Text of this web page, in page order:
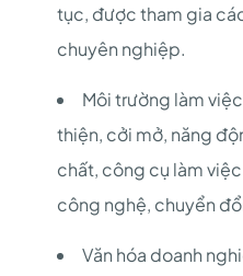
tục, được tham gia
chuyên nghiệp.
Môi trường làm
thiện, cởi mở, năng
chất, công cụ làm
công nghệ, chuyển
Văn hóa doanh